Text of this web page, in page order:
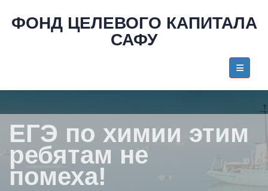
ФОНД ЦЕЛЕВОГО КАПИТАЛА
САФУ
ЕГЭ по химии этим
ребятам не
помеха!